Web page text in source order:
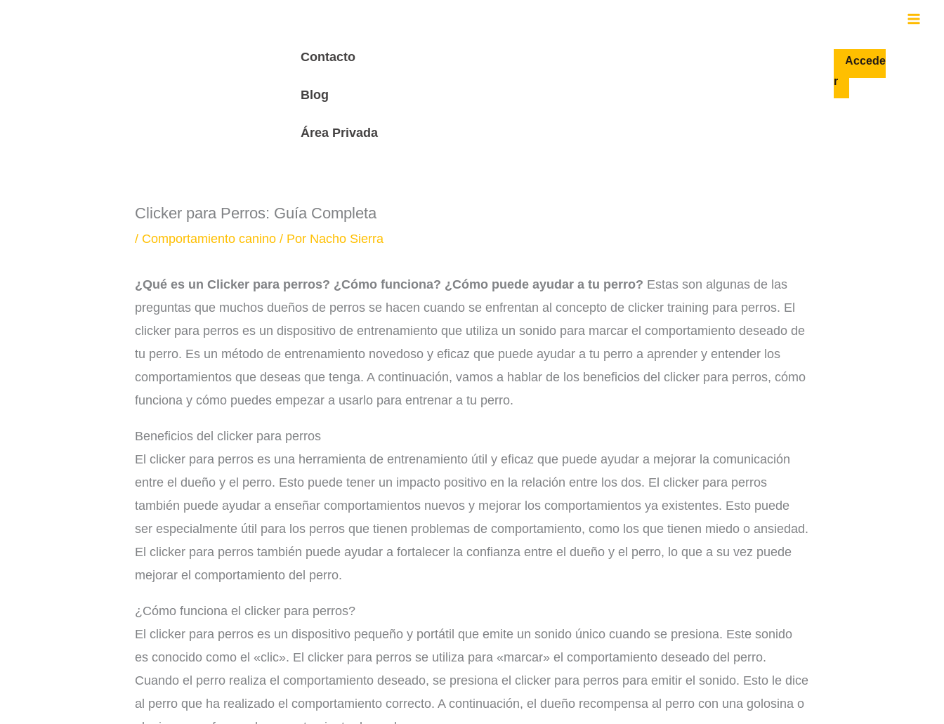
Contacto
Blog
Área Privada
Accede
r
Clicker para Perros: Guía Completa
/ Comportamiento canino / Por Nacho Sierra
¿Qué es un Clicker para perros? ¿Cómo funciona? ¿Cómo puede ayudar a tu perro? Estas son algunas de las
preguntas que muchos dueños de perros se hacen cuando se enfrentan al concepto de clicker training para perros. El
clicker para perros es un dispositivo de entrenamiento que utiliza un sonido para marcar el comportamiento deseado de
tu perro. Es un método de entrenamiento novedoso y eficaz que puede ayudar a tu perro a aprender y entender los
comportamientos que deseas que tenga. A continuación, vamos a hablar de los beneficios del clicker para perros, cómo
funciona y cómo puedes empezar a usarlo para entrenar a tu perro.
Beneficios del clicker para perros
El clicker para perros es una herramienta de entrenamiento útil y eficaz que puede ayudar a mejorar la comunicación
entre el dueño y el perro. Esto puede tener un impacto positivo en la relación entre los dos. El clicker para perros
también puede ayudar a enseñar comportamientos nuevos y mejorar los comportamientos ya existentes. Esto puede
ser especialmente útil para los perros que tienen problemas de comportamiento, como los que tienen miedo o ansiedad.
El clicker para perros también puede ayudar a fortalecer la confianza entre el dueño y el perro, lo que a su vez puede
mejorar el comportamiento del perro.
¿Cómo funciona el clicker para perros?
El clicker para perros es un dispositivo pequeño y portátil que emite un sonido único cuando se presiona. Este sonido
es conocido como el «clic». El clicker para perros se utiliza para «marcar» el comportamiento deseado del perro.
Cuando el perro realiza el comportamiento deseado, se presiona el clicker para perros para emitir el sonido. Esto le dice
al perro que ha realizado el comportamiento correcto. A continuación, el dueño recompensa al perro con una golosina o